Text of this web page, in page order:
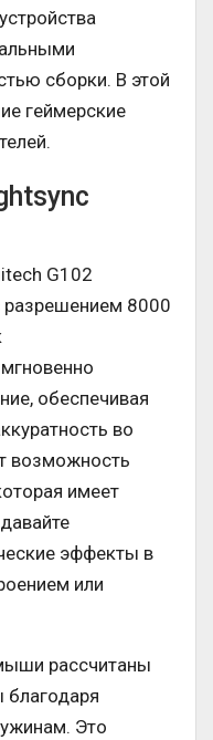
сборки. В этой
геймерские
G102
разрешением 8000
обеспечивая
во
возможность
имеет
эффекты в
или
рассчитаны
благодаря
Это